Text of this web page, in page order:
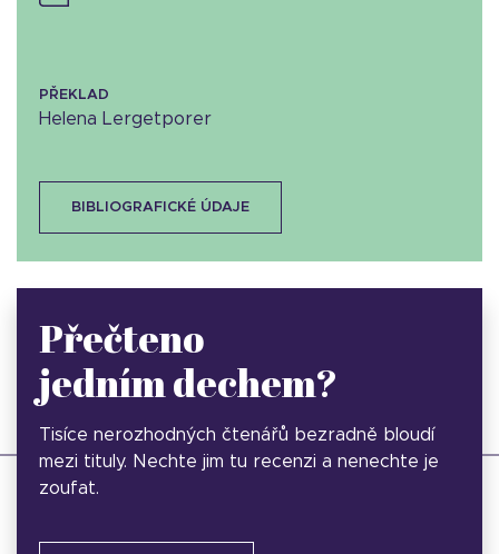
PŘEKLAD
Helena Lergetporer
BIBLIOGRAFICKÉ ÚDAJE
Přečteno
jedním dechem?
Tisíce nerozhodných čtenářů bezradně bloudí
mezi tituly. Nechte jim tu recenzi a nenechte je
zoufat.